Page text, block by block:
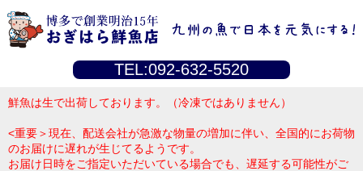
TEL:092-632-5520
鮮魚は生で出荷しております。（冷凍ではありません）
<重要＞現在、配送会社が急激な物量の増加に伴い、全国的にお荷物
のお届けに遅れが生じてるようです。
お届け日時をご指定いただいている場合でも、遅延する可能性がご